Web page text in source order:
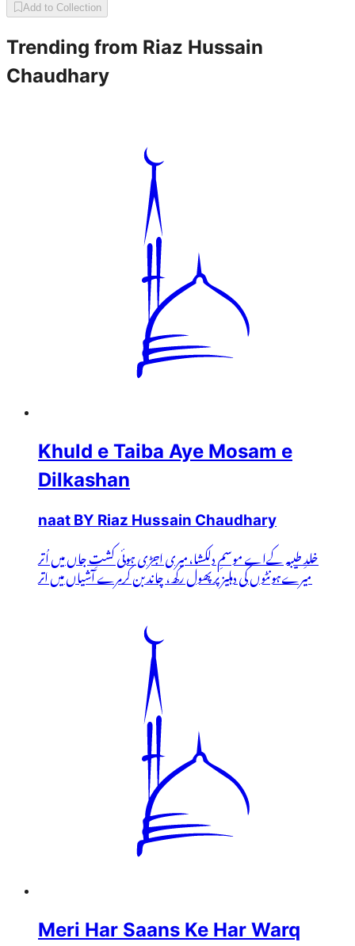
Add to Collection
Trending from Riaz Hussain
Chaudhary
Khuld e Taiba Aye Mosam e
Dilkashan
naat BY Riaz Hussain Chaudhary
خلدِ طیبہ کےاے موسمِ دلکشا،میری اجڑی ہوئی کشتِ جاں میں اُتر
میرےہونٹوں کی دہلیز پرپھول رکھ، چاند بن کرمرے آشیاں میں اتر
Meri Har Saans Ke Har Warq